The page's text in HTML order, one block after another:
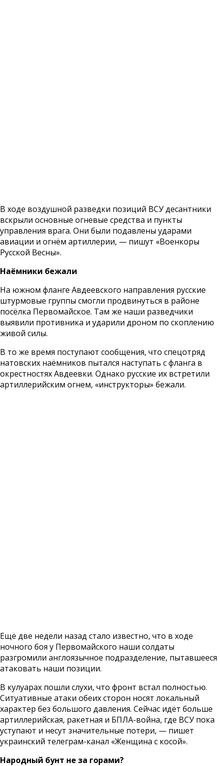
В ходе воздушной разведки позиций ВСУ десантники
вскрыли основные огневые средства и пункты
управления врага. Они были подавлены ударами
авиации и огнём артиллерии, — пишут «Военкоры
Русской Весны».
Наёмники бежали
На южном фланге Авдеевского направления русские
штурмовые группы смогли продвинуться в районе
посёлка Первомайское. Там же наши разведчики
выявили противника и ударили дроном по скоплению
живой силы.
В то же время поступают сообщения, что спецотряд
натовских наёмников пытался наступать с фланга в
окрестностях Авдеевки. Однако русские их встретили
артиллерийским огнем, «инструкторы» бежали.
Ещё две недели назад стало известно, что в ходе
ночного боя у Первомайского наши солдаты
разгромили англоязычное подразделение, пытавшееся
атаковать наши позиции.
В кулуарах пошли слухи, что фронт встал полностью.
Ситуативные атаки обеих сторон носят локальный
характер без большого давления. Сейчас идёт больше
артиллерийская, ракетная и БПЛА-война, где ВСУ пока
уступают и несут значительные потери, — пишет
украинский телеграм-канал «Женщина с косой».
Народный бунт не за горами?